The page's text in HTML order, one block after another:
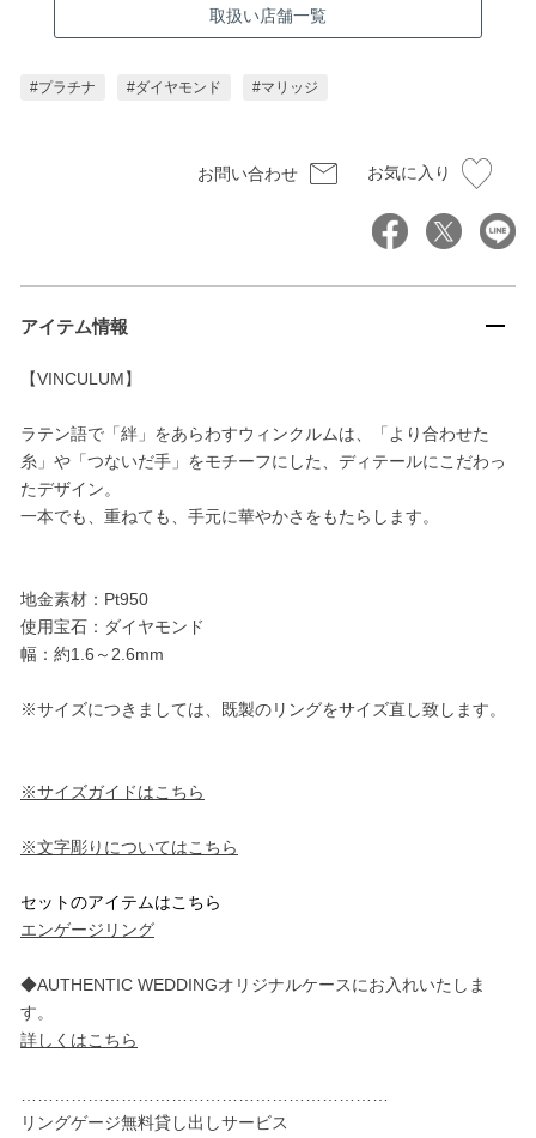
取扱い店舗一覧
#プラチナ #ダイヤモンド #マリッジ
お問い合わせ お気に入り
アイテム情報
【VINCULUM】
ラテン語で「絆」をあらわすウィンクルムは、「より合わせた
糸」や「つないだ手」をモチーフにした、ディテールにこだわっ
たデザイン。
一本でも、重ねても、手元に華やかさをもたらします。
地金素材：Pt950
使用宝石：ダイヤモンド
幅：約1.6～2.6mm
※サイズにつきましては、既製のリングをサイズ直し致します。
※サイズガイドはこちら
※文字彫りについてはこちら
セットのアイテムはこちら
エンゲージリング
◆AUTHENTIC WEDDINGオリジナルケースにお入れいたしま
す。
詳しくはこちら
リングゲージ無料貸し出しサービス